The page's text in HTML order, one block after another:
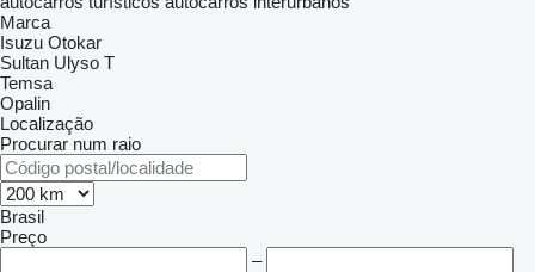
Marca
Isuzu Otokar
Sultan Ulyso T
Temsa
Opalin
Localização
Procurar num raio
Brasil
Preço
–